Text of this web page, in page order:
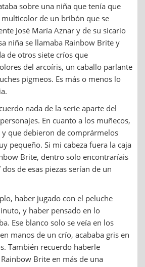
sobre una niña que tenía que
de un bribón que se
José María Aznar y de su sicario
niña se llamaba Rainbow Brite y
de otros siete críos que
del arcoíris, un caballo parlante
pigmeos. Es más o menos lo
nada de la serie aparte del
En cuanto a los muñecos,
y que debieron de comprármelos
pequeño. Si mi cabeza fuera la caja
Brite, dentro solo encontraríais
de esas piezas serían de un
haber jugado con el peluche
y haber pensado en lo
Ese blanco solo se veía en los
manos de un crío, acababa gris en
También recuerdo haberle
Brite en más de una